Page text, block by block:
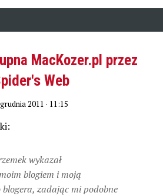
MacKozer.pl przez
Web
2011 · 11:15
wykazał
blogiem i moją
blogera, zadając mi podobne